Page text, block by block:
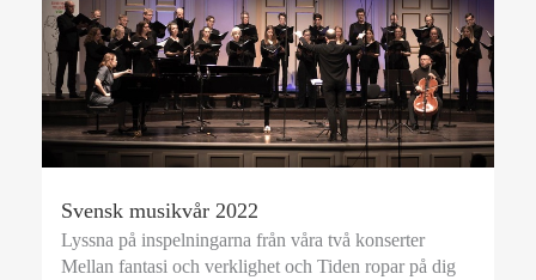
Svensk musikvår 2022
Lyssna på inspelningarna från våra två konserter
Mellan fantasi och verklighet och Tiden ropar på dig